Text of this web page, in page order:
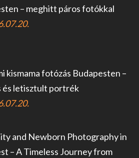
– meghitt páros fotókkal
kismama fotózás Budapesten –
és letisztult portrék
and Newborn Photography in
– A Timeless Journey from